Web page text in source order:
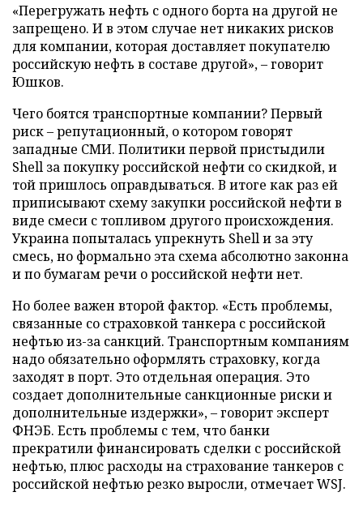
«Перегружать нефть с одного борта на другой не
запрещено. И в этом случае нет никаких рисков
для компании, которая доставляет покупателю
российскую нефть в составе другой», – говорит
Юшков.
Чего боятся транспортные компании? Первый
риск – репутационный, о котором говорят
западные СМИ. Политики первой пристыдили
Shell за покупку российской нефти со скидкой, и
той пришлось оправдываться. В итоге как раз ей
приписывают схему закупки российской нефти в
виде смеси с топливом другого происхождения.
Украина попыталась упрекнуть Shell и за эту
смесь, но формально эта схема абсолютно законна
и по бумагам речи о российской нефти нет.
Но более важен второй фактор. «Есть проблемы,
связанные со страховкой танкера с российской
нефтью из-за санкций. Транспортным компаниям
надо обязательно оформлять страховку, когда
заходят в порт. Это отдельная операция. Это
создает дополнительные санкционные риски и
дополнительные издержки», – говорит эксперт
ФНЭБ. Есть проблемы с тем, что банки
прекратили финансировать сделки с российской
нефтью, плюс расходы на страхование танкеров с
российской нефтью резко выросли, отмечает WSJ.